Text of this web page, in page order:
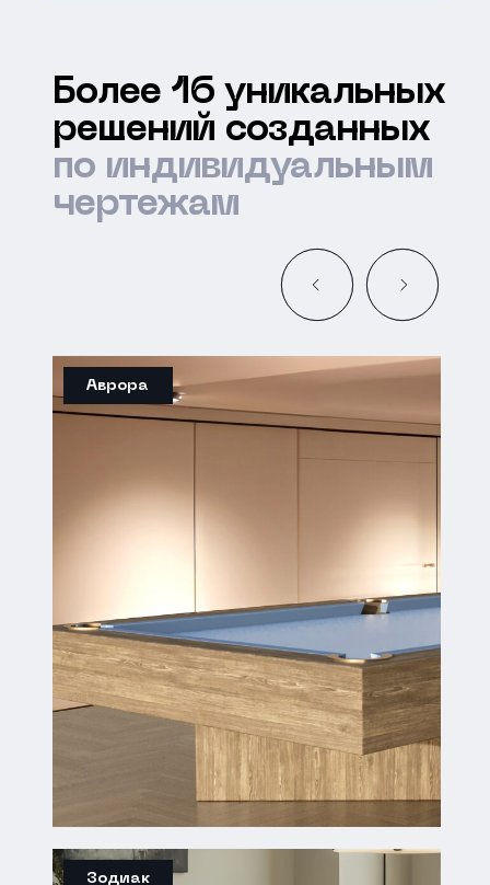
Более 16 уникальных
решений созданных
по индивидуальным
чертежам
Аврора
Зодиак